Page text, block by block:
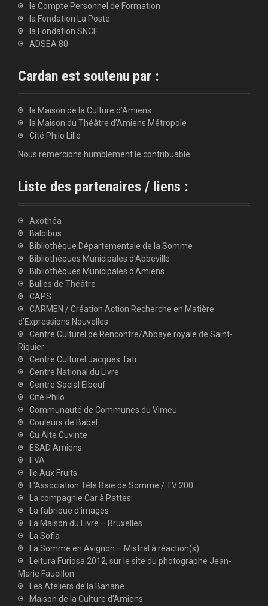
le Compte Personnel de Formation
la Fondation La Poste
la Fondation SNCF
ADSEA 80
Cardan est soutenu par :
la Maison de la Culture d’Amiens
la Maison du Théâtre d’Amiens Métropole
Cité Philo Lille
Nous remercions humblement le contribuable.
Liste des partenaires / liens :
Axothéa
Balbibus
Bibliothèque Départementale de la Somme
Bibliothèques Municipales d'Abbeville
Bibliothèques Municipales d'Amiens
Bulles de Théâtre
CAPS
CARMEN / Création Action Recherche en Matière
d’Expressions Nouvelles
Centre Culturel de Rencontre/Abbaye royale de Saint-
Riquier
Centre Culturel Jacques Tati
Centre National du Livre
Centre Social Elbeuf
Cité Philo
Communauté de Communes du Vimeu
Couleurs de Babel
Cu Alte Cuvinte
ESAD Amiens
EVA
Ile Aux Fruits
L'Association Télé Baie de Somme / TV 200
La compagnie Car à Pattes
La fabrique d'images
La Maison du Livre – Bruxelles
La Sofia
La Somme en Avignon – Mistral à réaction(s)
Leitura Furiosa 2012, sur le site du photographe Jean-
Marie Faucillon
Les Ateliers de la Banane
Maison de la Culture d'Amiens